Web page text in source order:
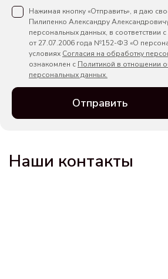
Нажимая кнопку «Отправить», я даю
Пилипенко Александру
персональных данных, в соответствии
от 27.07.2006 года №152-ФЗ «О
условиях Согласия на обработку
ознакомлен с Политикой в отношении
персональных данных.
Отправить
Наши контакты